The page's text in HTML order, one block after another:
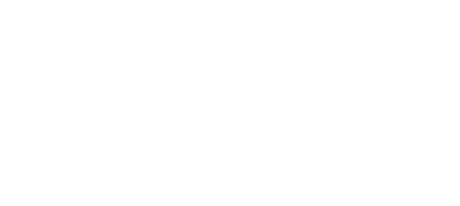
il nostro portfolio completo.
un nostro referente.